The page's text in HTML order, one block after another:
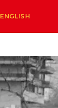
ENGLISH